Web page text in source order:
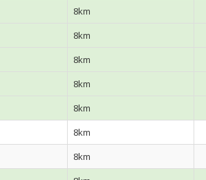
8km
8km
8km
8km
8km
8km
8km